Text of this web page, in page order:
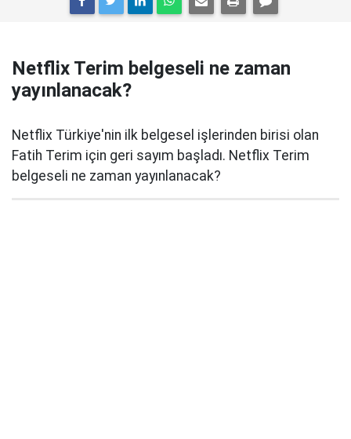
Netflix Terim belgeseli ne zaman
yayınlanacak?
Netflix Türkiye'nin ilk belgesel işlerinden birisi olan
Fatih Terim için geri sayım başladı. Netflix Terim
belgeseli ne zaman yayınlanacak?